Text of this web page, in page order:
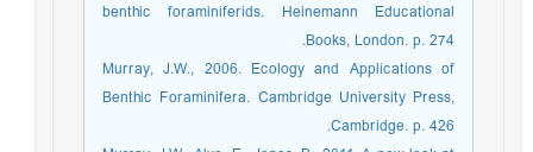
benthic foraminiferids. Heinemann Educational
Books, London. p. 274.
Murray, J.W., 2006. Ecology and Applications of
Benthic Foraminifera. Cambridge University Press,
Cambridge. p. 426.